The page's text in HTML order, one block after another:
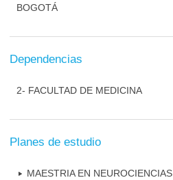
BOGOTÁ
Dependencias
2- FACULTAD DE MEDICINA
Planes de estudio
MAESTRIA EN NEUROCIENCIAS